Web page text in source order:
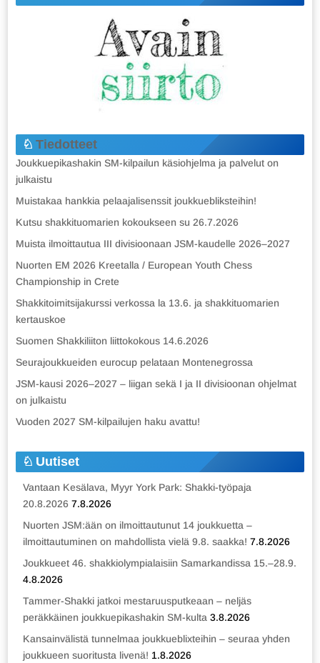
Tiedotteet
Joukkuepikashakin SM-kilpailun käsiohjelma ja palvelut on
julkaistu
Muistakaa hankkia pelaajalisenssit joukkuebliksteihin!
Kutsu shakkituomarien kokoukseen su 26.7.2026
Muista ilmoittautua III divisioonaan JSM-kaudelle 2026–2027
Nuorten EM 2026 Kreetalla / European Youth Chess
Championship in Crete
Shakkitoimitsijakurssi verkossa la 13.6. ja shakkituomarien
kertauskoe
Suomen Shakkiliiton liittokokous 14.6.2026
Seurajoukkueiden eurocup pelataan Montenegrossa
JSM-kausi 2026–2027 – liigan sekä I ja II divisioonan ohjelmat
on julkaistu
Vuoden 2027 SM-kilpailujen haku avattu!
Uutiset
Vantaan Kesälava, Myyr York Park: Shakki-työpaja
20.8.2026 7.8.2026
Nuorten JSM:ään on ilmoittautunut 14 joukkuetta –
ilmoittautuminen on mahdollista vielä 9.8. saakka! 7.8.2026
Joukkueet 46. shakkiolympialaisiin Samarkandissa 15.–28.9.
4.8.2026
Tammer-Shakki jatkoi mestaruusputkeaan – neljäs
peräkkäinen joukkuepikashakin SM-kulta 3.8.2026
Kansainvälistä tunnelmaa joukkueblixteihin – seuraa yhden
joukkueen suoritusta livenä! 1.8.2026